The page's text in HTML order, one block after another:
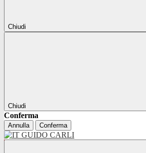
Chiudi
Chiudi
Conferma
Annulla Conferma